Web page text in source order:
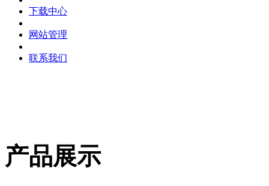
下载中心
网站管理
联系我们
产品展示